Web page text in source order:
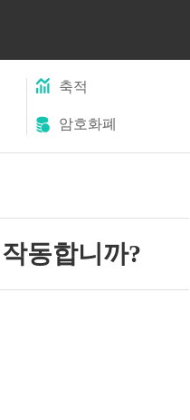
축적
암호화폐
동합니까?